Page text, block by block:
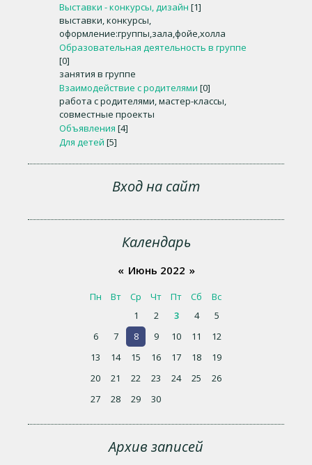
Выставки - конкурсы, дизайн [1]
выставки, конкурсы,
оформление:группы,зала,фойе,холла
Образовательная деятельность в группе
[0]
занятия в группе
Взаимодействие с родителями [0]
работа с родителями, мастер-классы,
совместные проекты
Объявления [4]
Для детей [5]
Вход на сайт
Календарь
« Июнь 2022 »
Пн Вт Ср Чт Пт Сб
Вс
1
2 3 4
5
6
7 8 9 10 11
12
13
14 15 16 17 18
19
20
21 22 23 24 25
26
27
28 29 30
Архив записей